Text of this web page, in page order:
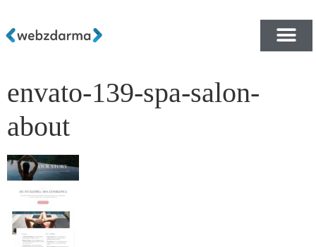
envato-139-spa-salon-
about